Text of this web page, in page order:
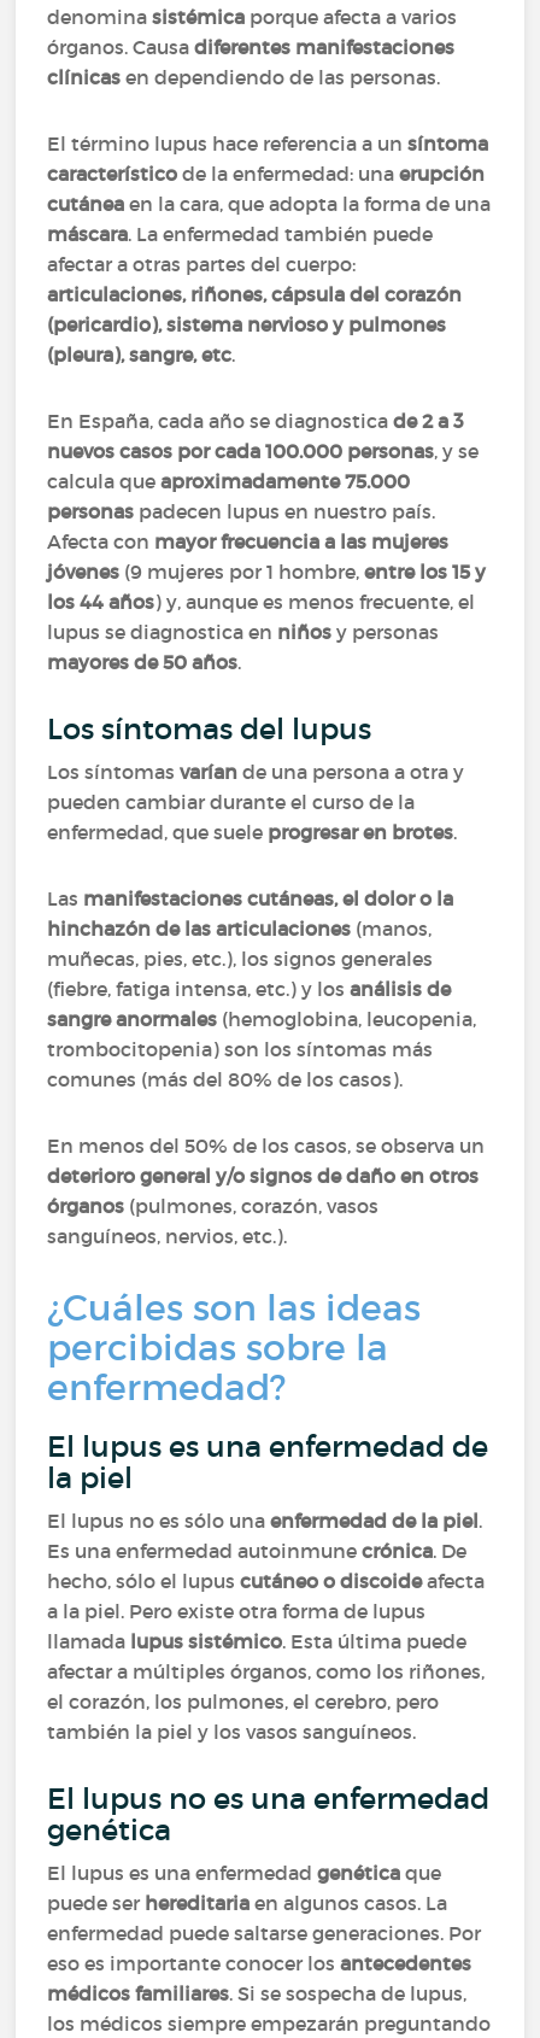
denominasistémica porque afecta a varios
órganos. Causadiferentes manifestaciones
clínicasen dependiendo de las personas.
El término lupus hace referencia a unsíntoma
característicode la enfermedad: unaerupción
cutánea en la cara, que adopta la forma de una
máscara. La enfermedad también puede
afectar a otras partes del cuerpo:
articulaciones, riñones, cápsula del corazón
(pericardio), sistema nervioso y pulmones
(pleura), sangre, etc.
En España, cada año se diagnosticade 2 a 3
nuevos casos por cada 100.000 personas, y se
calcula queaproximadamente 75.000
personas padecen lupus en nuestro país.
Afecta con mayor frecuencia a las mujeres
jóvenes (9 mujeres por 1 hombre,entre los 15 y
los 44 años) y, aunque es menos frecuente, el
lupus se diagnostica en niños y personas
mayores de 50 años.
Los síntomas del lupus
Los síntomas varíande una persona a otra y
pueden cambiar durante el curso de la
enfermedad, que suele progresar en brotes.
Las manifestaciones cutáneas, el dolor o la
hinchazón de las articulaciones (manos,
muñecas, pies, etc.), los signos generales
(fiebre, fatiga intensa, etc.) y losanálisis de
sangre anormales (hemoglobina, leucopenia,
trombocitopenia) son los síntomas más
comunes (más del 80% de los casos).
En menos del 50% de los casos, se observa un
deterioro general y/o signos de daño en otros
órganos (pulmones, corazón, vasos
sanguíneos, nervios, etc.).
¿Cuáles son las ideas
percibidas sobre la
enfermedad?
El lupus es una enfermedad de
la piel
El lupus no es sólo unaenfermedad de la piel.
Es una enfermedad autoinmunecrónica. De
hecho, sólo el lupuscutáneo o discoideafecta
a la piel. Pero existe otra forma de lupus
llamada lupus sistémico. Esta última puede
afectar a múltiples órganos, como los riñones,
el corazón, los pulmones, el cerebro, pero
también la piel y los vasos sanguíneos.
El lupus no es una enfermedad
genética
El lupus es una enfermedadgenética que
puede ser hereditaria en algunos casos. La
enfermedad puede saltarse generaciones. Por
eso es importante conocer losantecedentes
médicos familiares. Si se sospecha de lupus,
los médicos siempre empezarán preguntando